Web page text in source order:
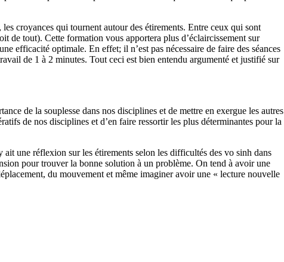
croyances qui tournent autour des étirements. Entre ceux qui sont
de tout). Cette formation vous apportera plus d’éclaircissement sur
efficacité optimale. En effet; il n’est pas nécessaire de faire des séances
de 1 à 2 minutes. Tout ceci est bien entendu argumenté et justifié sur
de la souplesse dans nos disciplines et de mettre en exergue les autres
de nos disciplines et d’en faire ressortir les plus déterminantes pour la
ait une réflexion sur les étirements selon les difficultés des vo sinh dans
pour trouver la bonne solution à un problème. On tend à avoir une
du mouvement et même imaginer avoir une « lecture nouvelle